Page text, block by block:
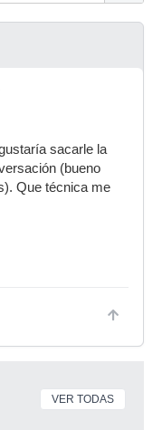
sacarle la
(bueno
Que técnica me
VER TODAS